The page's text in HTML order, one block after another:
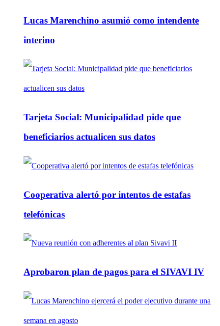
Lucas Marenchino asumió como intendente
interino
Tarjeta Social: Municipalidad pide que
beneficiarios actualicen sus datos
Cooperativa alertó por intentos de estafas
telefónicas
Aprobaron plan de pagos para el SIVAVI IV